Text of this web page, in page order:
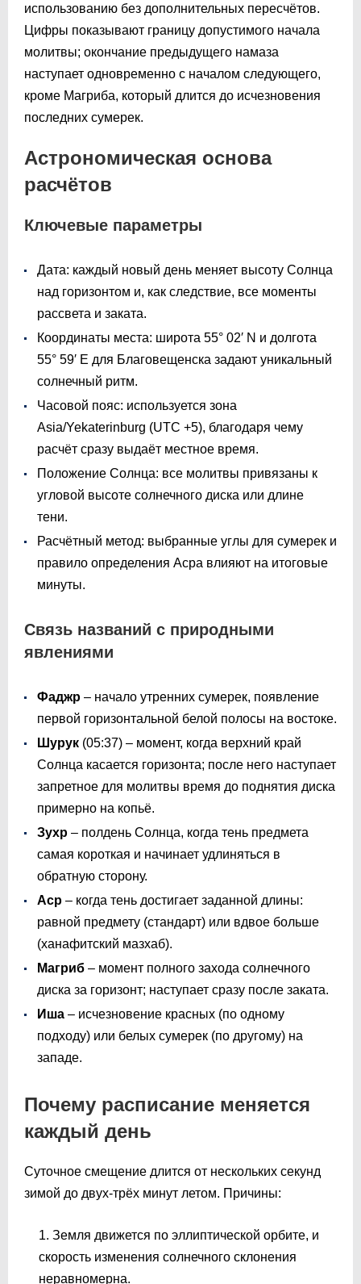
использованию без дополнительных пересчётов.
Цифры показывают границу допустимого начала
молитвы; окончание предыдущего намаза
наступает одновременно с началом следующего,
кроме Магриба, который длится до исчезновения
последних сумерек.
Астрономическая основа
расчётов
Ключевые параметры
Дата: каждый новый день меняет высоту Солнца
над горизонтом и, как следствие, все моменты
рассвета и заката.
Координаты места: широта 55° 02′ N и долгота
55° 59′ E для Благовещенска задают уникальный
солнечный ритм.
Часовой пояс: используется зона
Asia/Yekaterinburg (UTC +5), благодаря чему
расчёт сразу выдаёт местное время.
Положение Солнца: все молитвы привязаны к
угловой высоте солнечного диска или длине
тени.
Расчётный метод: выбранные углы для сумерек и
правило определения Асра влияют на итоговые
минуты.
Связь названий с природными
явлениями
Фаджр – начало утренних сумерек, появление
первой горизонтальной белой полосы на востоке.
Шурук (05:37) – момент, когда верхний край
Солнца касается горизонта; после него наступает
запретное для молитвы время до поднятия диска
примерно на копьё.
Зухр – полдень Солнца, когда тень предмета
самая короткая и начинает удлиняться в
обратную сторону.
Аср – когда тень достигает заданной длины:
равной предмету (стандарт) или вдвое больше
(ханафитский мазхаб).
Магриб – момент полного захода солнечного
диска за горизонт; наступает сразу после заката.
Иша – исчезновение красных (по одному
подходу) или белых сумерек (по другому) на
западе.
Почему расписание меняется
каждый день
Суточное смещение длится от нескольких секунд
зимой до двух-трёх минут летом. Причины:
Земля движется по эллиптической орбите, и
скорость изменения солнечного склонения
неравномерна.